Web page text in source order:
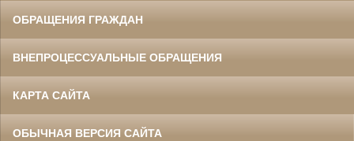
ОБРАЩЕНИЯ ГРАЖДАН
ВНЕПРОЦЕССУАЛЬНЫЕ ОБРАЩЕНИЯ
КАРТА САЙТА
ОБЫЧНАЯ ВЕРСИЯ САЙТА